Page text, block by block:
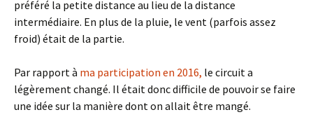
préféré la petite distance au lieu de la distance
intermédiaire. En plus de la pluie, le vent (parfois assez
froid) était de la partie.
Par rapport à ma participation en 2016, le circuit a
légèrement changé. Il était donc difficile de pouvoir se faire
une idée sur la manière dont on allait être mangé.